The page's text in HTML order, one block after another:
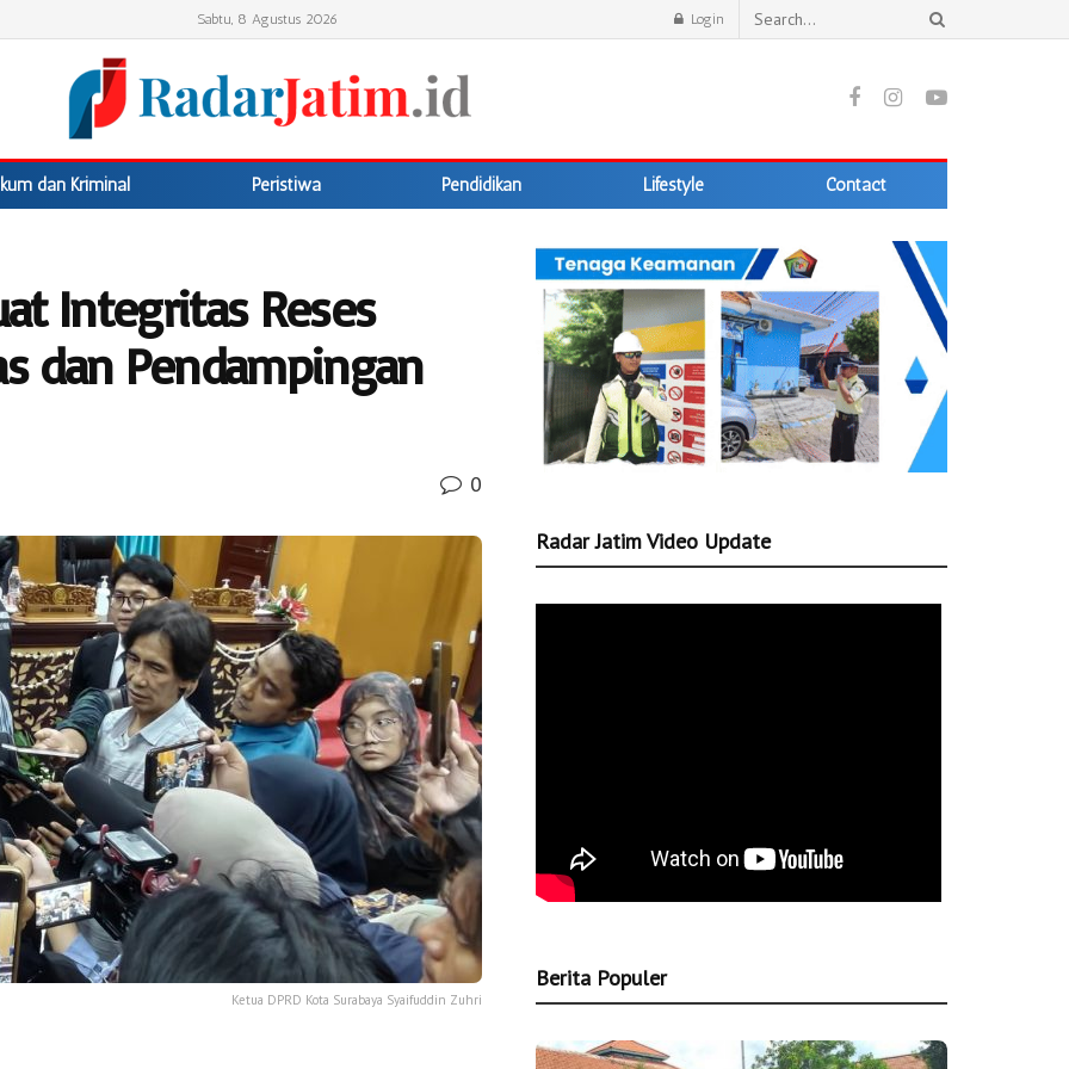
Sabtu, 8 Agustus 2026 Login
dan Kriminal Peristiwa Pendidikan Lifestyle Contact
Integritas Reses
dan Pendampingan
0
Ketua DPRD Kota Surabaya Syaifuddin Zuhri
Radar Jatim Video Update
Berita Populer